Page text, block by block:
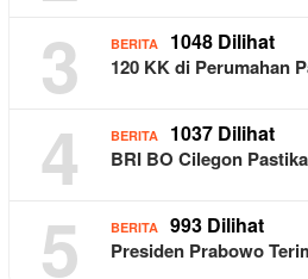
3 BERITA 1048 Dilihat
120 KK di Perumahan
4 BERITA 1037 Dilihat
BRI BO Cilegon
5 BERITA 993 Dilihat
Presiden Prabowo